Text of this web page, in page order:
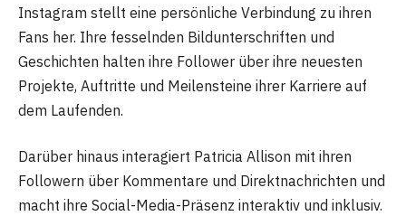
Instagram stellt eine persönliche Verbindung zu ihren
Fans her. Ihre fesselnden Bildunterschriften und
Geschichten halten ihre Follower über ihre neuesten
Projekte, Auftritte und Meilensteine ​​ihrer Karriere auf
dem Laufenden.
Darüber hinaus interagiert Patricia Allison mit ihren
Followern über Kommentare und Direktnachrichten und
macht ihre Social-Media-Präsenz interaktiv und inklusiv.